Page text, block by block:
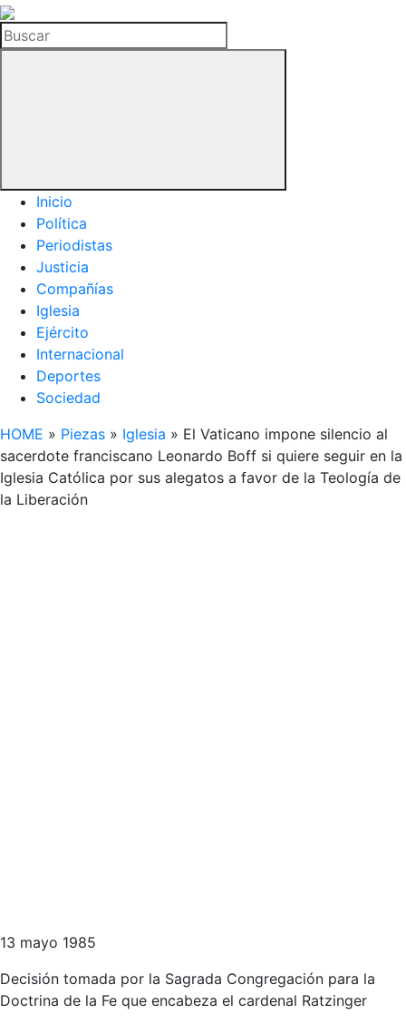
La
Hemeroteca
del
Buscar
Inicio
Política
Periodistas
Justicia
Compañías
Iglesia
Ejército
Internacional
Deportes
Sociedad
HOME » Piezas » Iglesia » El Vaticano impone silencio al
sacerdote franciscano Leonardo Boff si quiere seguir en la
Iglesia Católica por sus alegatos a favor de la Teología de
la Liberación
13 mayo 1985
Decisión tomada por la Sagrada Congregación para la
Doctrina de la Fe que encabeza el cardenal Ratzinger